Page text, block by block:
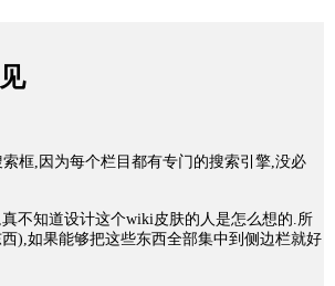
框,因为每个栏目都有专门的搜索引擎,没必
不知道设计这个wiki皮肤的人是怎么想的.所
),如果能够把这些东西全部集中到侧边栏就好